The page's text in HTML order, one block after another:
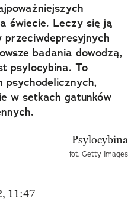
świecie. Leczy się ją
przeciwdepresyjnych
badania dowodzą,
psylocybina. To
psychodelicznych,
w setkach gatunków
fot. Getty Images
11:47